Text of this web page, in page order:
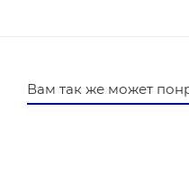
Вам так же может